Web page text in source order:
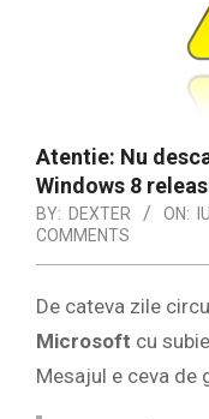
Atentie: Nu
Windows 8
BY: DEXTER ON:
COMMENTS
De cateva zile
Microsoft cu
Mesajul e ceva de